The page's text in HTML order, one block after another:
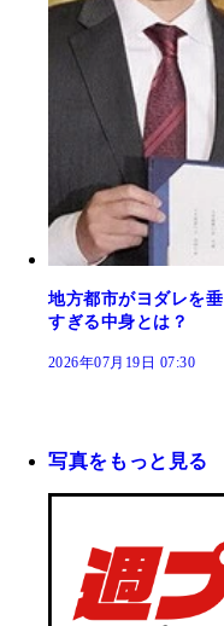
地方都市がヨダレを
すぎる中身とは？
2026年07月19日 07:30
写真をもっと見る